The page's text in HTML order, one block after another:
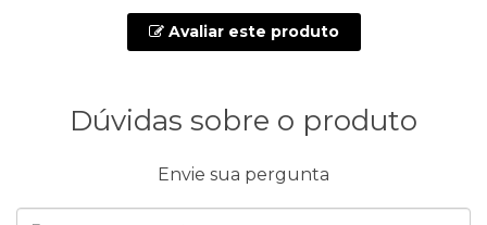
Avaliar este produto
Dúvidas sobre o produto
Envie sua pergunta